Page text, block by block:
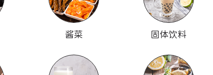
酱菜 固体饮料